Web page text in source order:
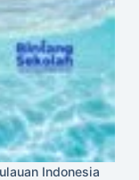
Indonesia